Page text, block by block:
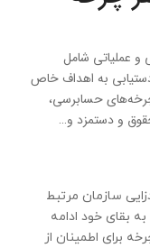
و عملیاتی شامل
به اهداف خاص
حسابرسی،
و دستمزد و…
سازمان مرتبط
بقای خود ادامه
برای اطمینان از